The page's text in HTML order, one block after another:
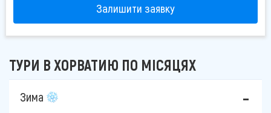
Залишити заявку
ТУРИ В ХОРВАТИЮ ПО МІСЯЦЯХ
Зима